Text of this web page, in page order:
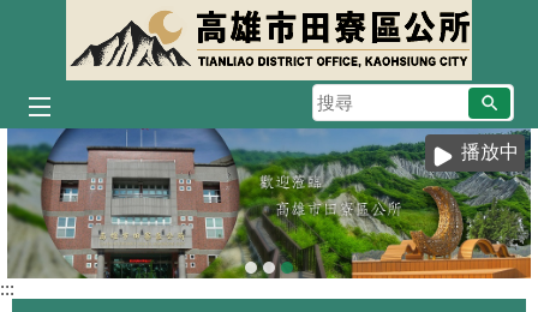
跳到主要內容區塊
搜
尋
播放中
:::